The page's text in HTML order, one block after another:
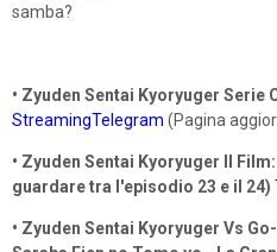
samba?
• Zyuden Sentai Kyoryuger Serie
StreamingTelegram (Pagina
• Zyuden Sentai Kyoryuger Il
guardare tra l'episodio 23 e il 24)
• Zyuden Sentai Kyoryuger Vs